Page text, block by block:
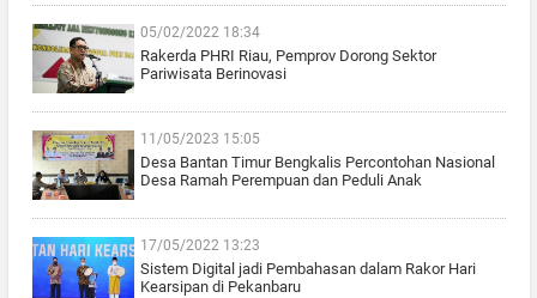
05/02/2022 18:34
Rakerda PHRI Riau, Pemprov Dorong Sektor
Pariwisata Berinovasi
11/05/2023 15:05
Desa Bantan Timur Bengkalis Percontohan Nasional
Desa Ramah Perempuan dan Peduli Anak
17/05/2022 13:23
Sistem Digital jadi Pembahasan dalam Rakor Hari
Kearsipan di Pekanbaru